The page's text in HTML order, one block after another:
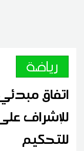
رياضة
اتفاق
للإشراف على
للتحكيم